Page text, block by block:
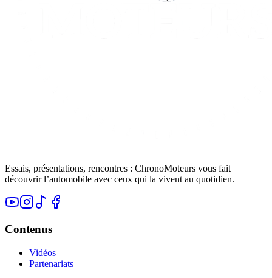
Essais, présentations, rencontres : ChronoMoteurs vous fait
découvrir l’automobile avec ceux qui la vivent au quotidien.
Contenus
Vidéos
Partenariats